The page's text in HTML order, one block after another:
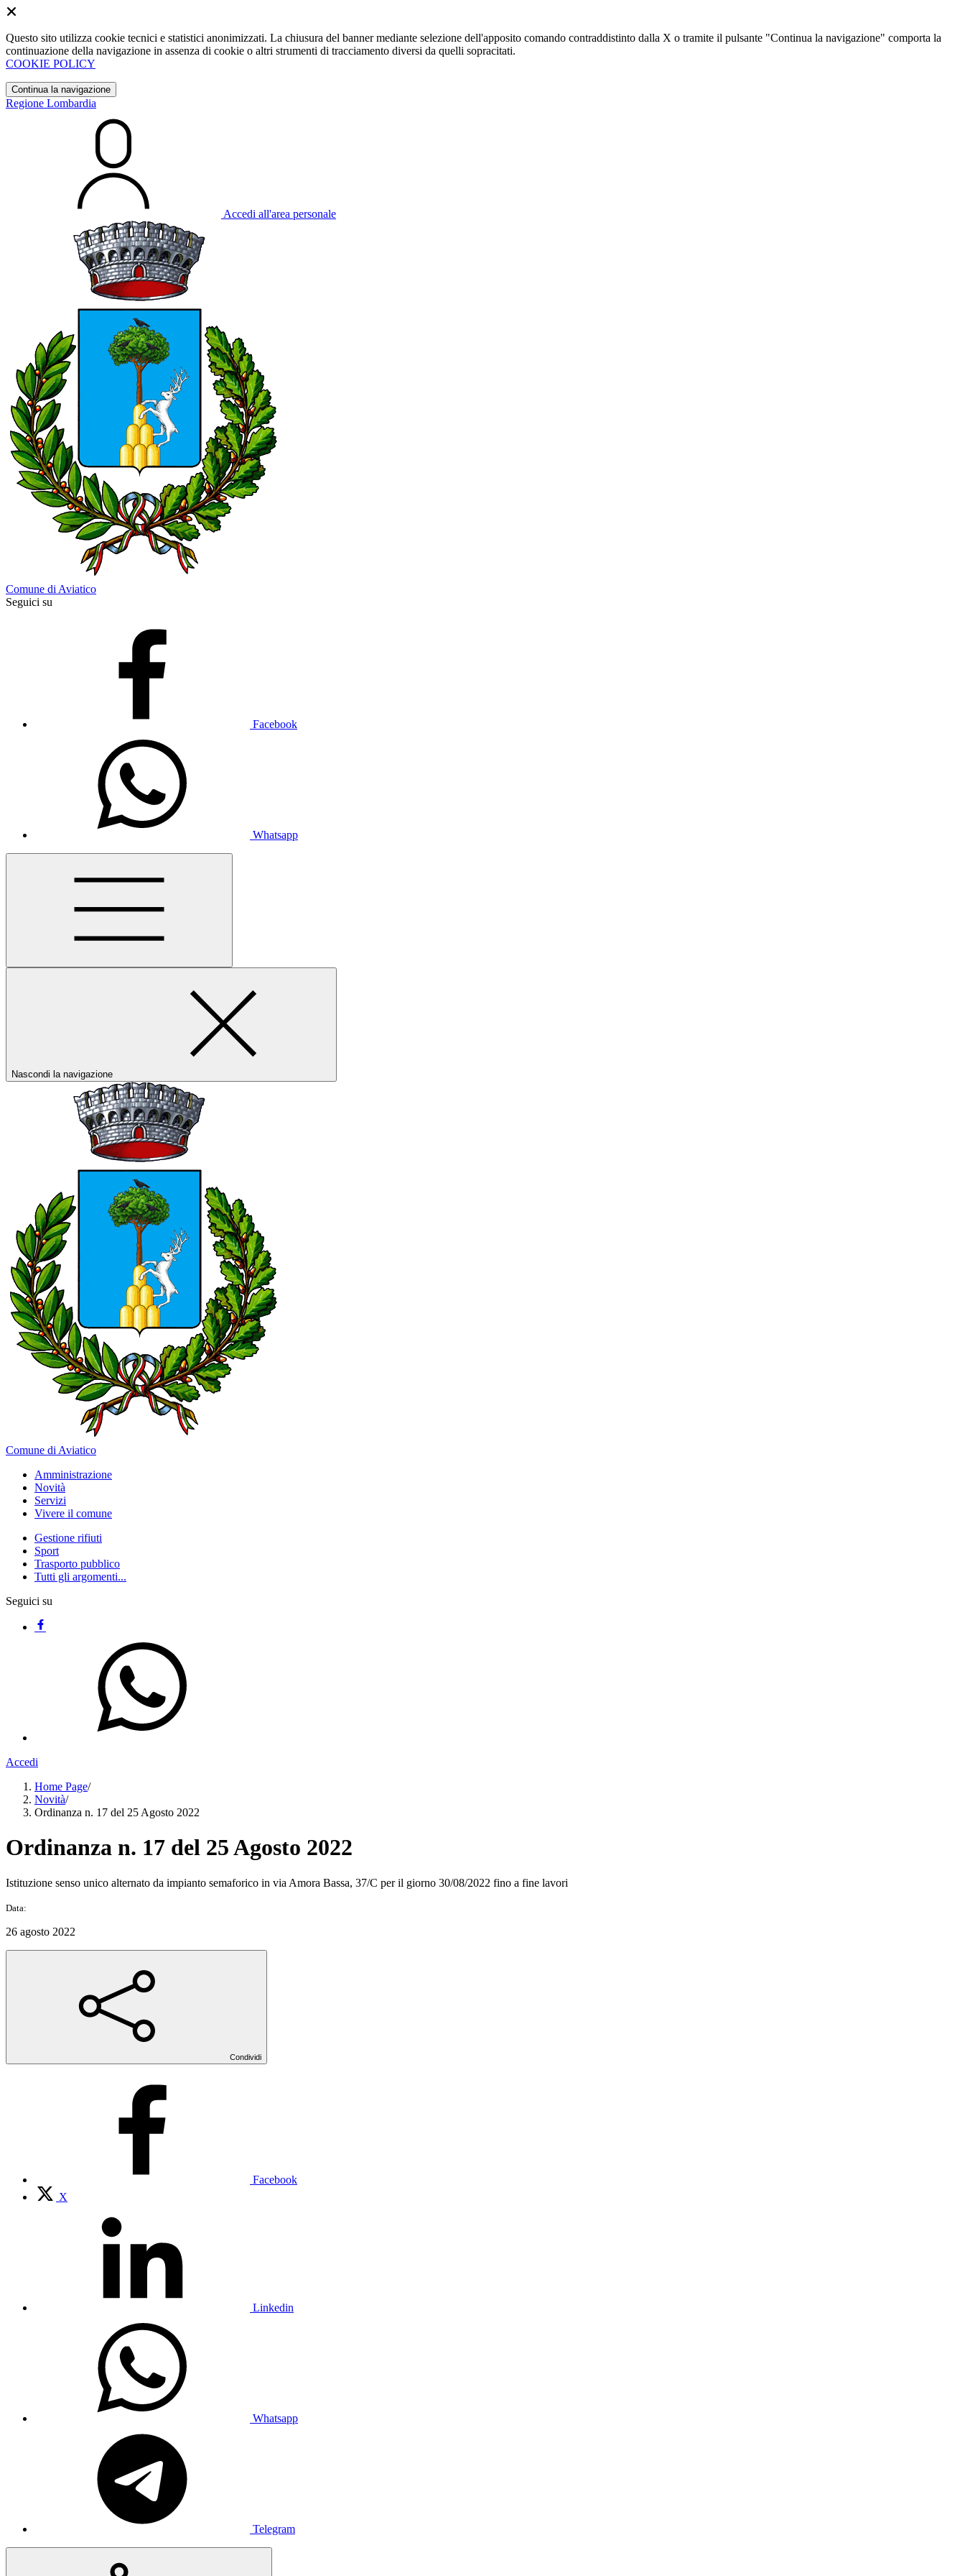
Questo sito utilizza cookie tecnici e statistici anonimizzati. La chiusura del banner mediante selezione dell'apposito comando contraddistinto dalla X o tramite il pulsante "Continua la navigazione" comporta la
continuazione della navigazione in assenza di cookie o altri strumenti di tracciamento diversi da quelli sopracitati.
COOKIE POLICY
Continua la navigazione
Regione Lombardia
Accedi all'area personale
Comune di Aviatico
Seguici su
Facebook
Whatsapp
Nascondi la navigazione
Comune di Aviatico
Amministrazione
Novità
Servizi
Vivere il comune
Gestione rifiuti
Sport
Trasporto pubblico
Tutti gli argomenti...
Seguici su
Accedi
Home Page/
Novità/
Ordinanza n. 17 del 25 Agosto 2022
Ordinanza n. 17 del 25 Agosto 2022
Istituzione senso unico alternato da impianto semaforico in via Amora Bassa, 37/C per il giorno 30/08/2022 fino a fine lavori
Data:
26 agosto 2022
Condividi
Facebook
X
Linkedin
Whatsapp
Telegram